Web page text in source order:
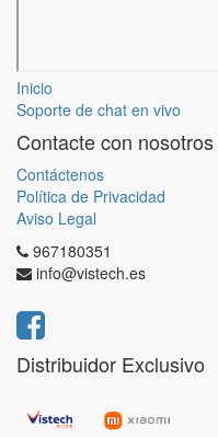
Inicio
Soporte de chat en vivo
Contacte con nosotros
Contáctenos
Política de Privacidad
Aviso Legal
967180351
info@vistech.es
Distribuidor Exclusivo